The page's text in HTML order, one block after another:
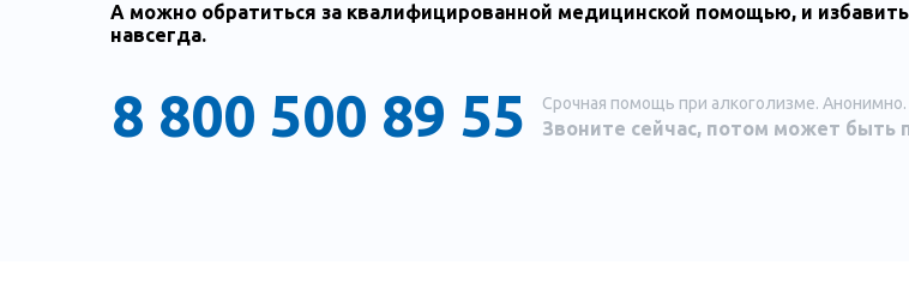
А можно обратиться за квалифицированной медицинской помощью, и
навсегда.
Срочная помощь при алкоголизме. Анонимно.
Звоните сейчас, потом может быть
8 800 500 89 55